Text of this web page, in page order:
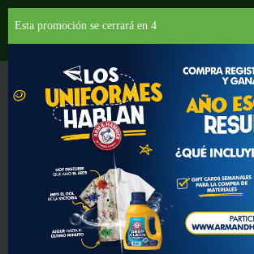
Departamentos
PROVISIONES GRANOS
Granos
Seleccione una categoría
Back
Esta promoción se cerrará en 3